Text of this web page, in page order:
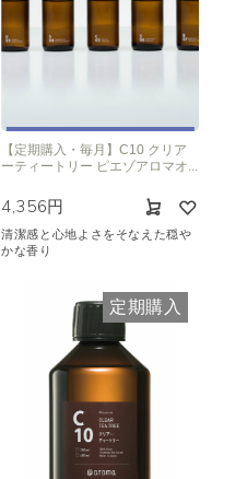
【定期購入・毎月】C10 クリア
ーティートリー ピエゾアロマオ...
4,356円
清潔感と心地よさをそなえた穏や
かな香り
定期購入